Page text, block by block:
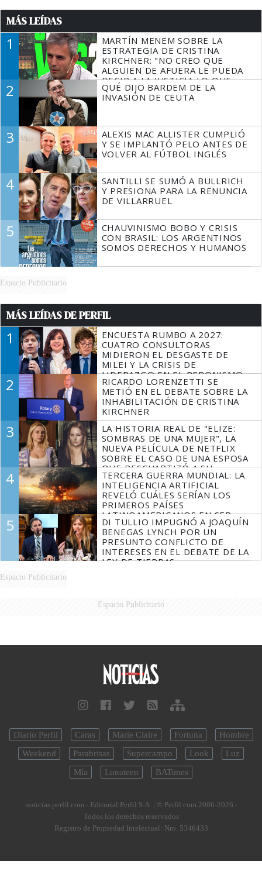
MÁS LEÍDAS
1
MARTÍN MENEM SOBRE LA
ESTRATEGIA DE CRISTINA
KIRCHNER: "NO CREO QUE
ALGUIEN DE AFUERA LE PUEDA
DECIR A LA JUSTICIA LO QUE
TIENE QUE HACER"
2
QUÉ DIJO BARDEM DE LA
INVASIÓN DE CEUTA
3
ALEXIS MAC ALLISTER CUMPLIÓ
Y SE IMPLANTÓ PELO ANTES DE
VOLVER AL FÚTBOL INGLÉS
4
SANTILLI SE SUMÓ A BULLRICH
Y PRESIONA PARA LA RENUNCIA
DE VILLARRUEL
5
CHAUVINISMO BOBO Y CRISIS
CON BRASIL: LOS ARGENTINOS
SOMOS DERECHOS Y HUMANOS
Espacio Publicitario
MÁS LEÍDAS DE PERFIL
1
ENCUESTA RUMBO A 2027:
CUATRO CONSULTORAS
MIDIERON EL DESGASTE DE
MILEI Y LA CRISIS DE
LIDERAZGO EN EL PERONISMO
2
RICARDO LORENZETTI SE
METIÓ EN EL DEBATE SOBRE LA
INHABILITACIÓN DE CRISTINA
KIRCHNER
3
LA HISTORIA REAL DE "ELIZE:
SOMBRAS DE UNA MUJER", LA
NUEVA PELÍCULA DE NETFLIX
SOBRE EL CASO DE UNA ESPOSA
QUE DESCUARTIZÓ A SU
MARIDO
4
TERCERA GUERRA MUNDIAL: LA
INTELIGENCIA ARTIFICIAL
REVELÓ CUÁLES SERÍAN LOS
PRIMEROS PAÍSES
LATINOAMERICANOS EN SER
DERROTADOS
5
DI TULLIO IMPUGNÓ A JOAQUÍN
BENEGAS LYNCH POR UN
PRESUNTO CONFLICTO DE
INTERESES EN EL DEBATE DE LA
LEY DE TIERRAS
Espacio Publicitario
Espacio Publicitario
Diario Perfil Caras Marie Claire Fortuna
Hombre
Weekend
Parabrisas Supercampo Look
Luz
Mía
Lunateen BATimes
noticias.perfil.com - Editorial Perfil S.A. | © Perfil.com 2006-2026 -
Todos los derechos reservados
Registro de Propiedad Intelectual: Nro. 5346433